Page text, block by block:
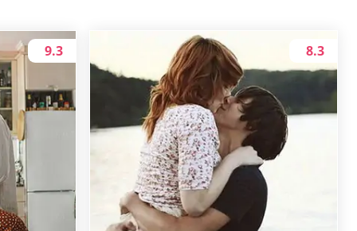
9.3 8.3